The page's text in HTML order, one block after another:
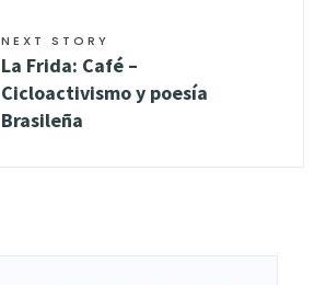
NEXT STORY
La Frida: Café –
Cicloactivismo y poesía
Brasileña